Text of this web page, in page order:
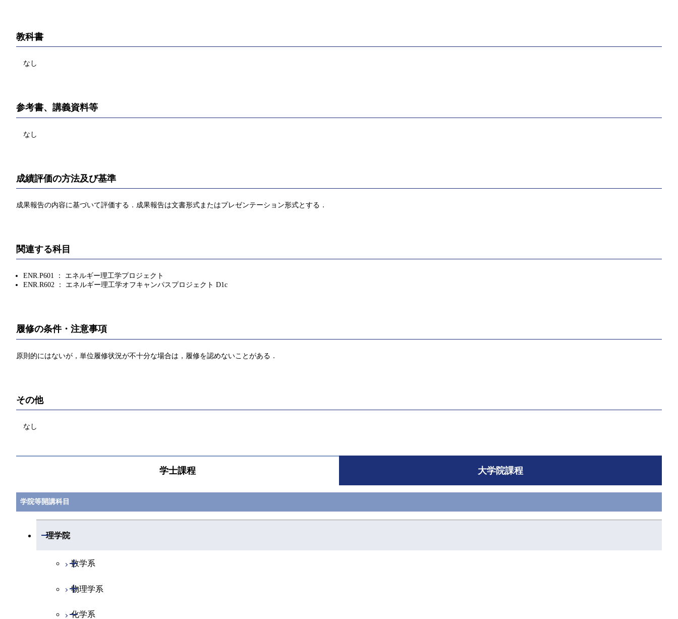
教科書
なし
参考書、講義資料等
なし
成績評価の方法及び基準
成果報告の内容に基づいて評価する．成果報告は文書形式またはプレゼンテーション形式とする．
関連する科目
ENR.P601 ： エネルギー理工学プロジェクト
ENR.R602 ： エネルギー理工学オフキャンパスプロジェクト D1c
履修の条件・注意事項
原則的にはないが，単位履修状況が不十分な場合は，履修を認めないことがある．
その他
なし
学士課程 大学院課程
学院等開講科目
理学院
開閉
数学系
開閉
数学コース
物理学系
開閉
化学系
開閉